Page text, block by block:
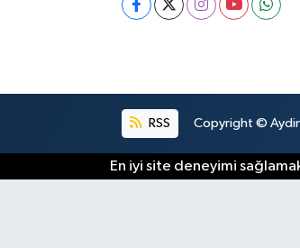
RSS Copyright ©
En iyi site deneyimi